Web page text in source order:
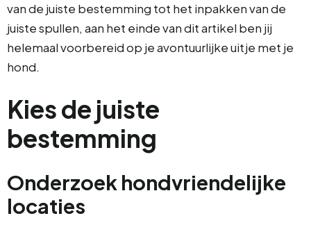
van de juiste bestemming tot het inpakken van de
juiste spullen, aan het einde van dit artikel ben jij
helemaal voorbereid op je avontuurlijke uitje met je
hond.
Kies de juiste
bestemming
Onderzoek hondvriendelijke
locaties